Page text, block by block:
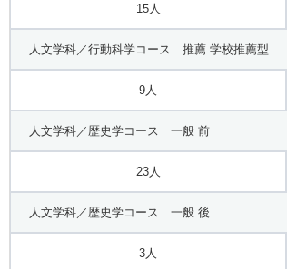
15人
人文学科／行動科学コース 推薦 学校推薦型
9人
人文学科／歴史学コース 一般 前
23人
人文学科／歴史学コース 一般 後
3人